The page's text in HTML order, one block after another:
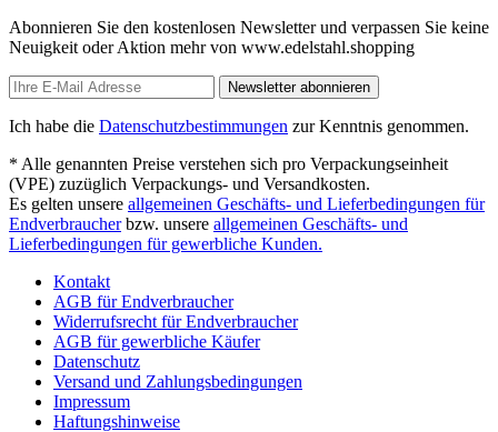
Abonnieren Sie den kostenlosen Newsletter und verpassen Sie keine
Neuigkeit oder Aktion mehr von www.edelstahl.shopping
Newsletter abonnieren
Ich habe die Datenschutzbestimmungen zur Kenntnis genommen.
* Alle genannten Preise verstehen sich pro Verpackungseinheit
(VPE) zuzüglich Verpackungs- und Versandkosten.
Es gelten unsere allgemeinen Geschäfts- und Lieferbedingungen für
Endverbraucherbzw. unsere allgemeinen Geschäfts- und
Lieferbedingungen für gewerbliche Kunden.
Kontakt
AGB für Endverbraucher
Widerrufsrecht für Endverbraucher
AGB für gewerbliche Käufer
Datenschutz
Versand und Zahlungsbedingungen
Impressum
Haftungshinweise